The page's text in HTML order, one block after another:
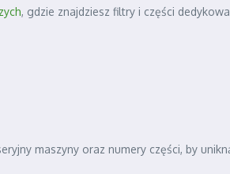
, gdzie znajdziesz filtry i części
maszyny oraz numery części, by